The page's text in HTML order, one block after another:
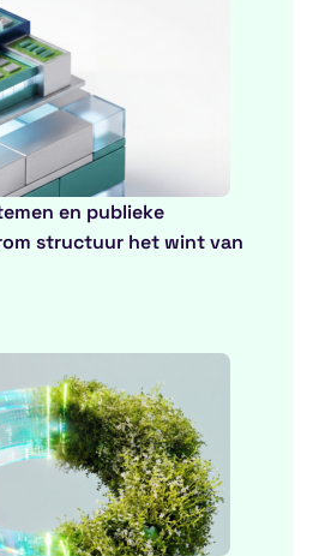
en publieke
structuur het wint van